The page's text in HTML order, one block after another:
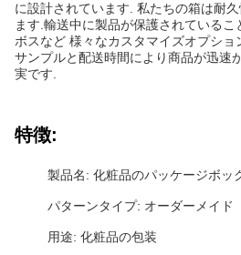
に設計されています. 私たちの箱は耐
ます.輸送中に製品が保護されている
ボスなど 様々なカスタマイズオプシ
サンプルと配送時間により商品が迅速
実です.
特徴:
製品名: 化粧品のパッケージボッ
パターンタイプ: オーダーメイド
用途: 化粧品の包装